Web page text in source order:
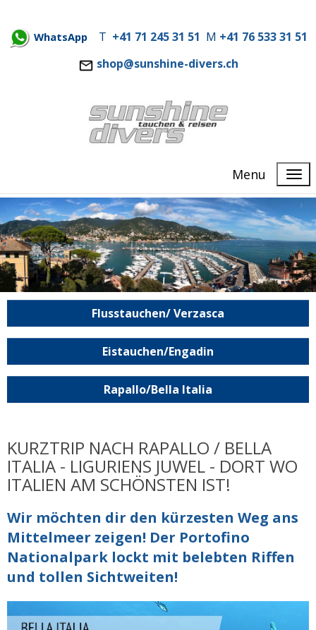
WhatsApp T +41 71 245 31 51 M +41 76 533 31 51
shop@sunshine-divers.ch
Menu
Flusstauchen/ Verzasca
Eistauchen/Engadin
Rapallo/Bella Italia
KURZTRIP NACH RAPALLO / BELLA
ITALIA - LIGURIENS JUWEL - DORT WO
ITALIEN AM SCHÖNSTEN IST!
Wir möchten dir den kürzesten Weg ans
Mittelmeer zeigen! Der Portofino
Nationalpark lockt mit belebten Riffen
und tollen Sichtweiten!